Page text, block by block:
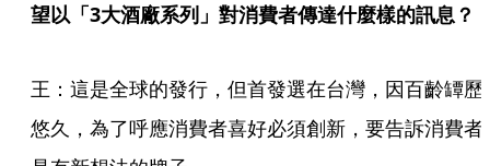
望以「3大酒廠系列」對消費者傳達什麼樣的訊息？
王：這是全球的發行，但首發選在台灣，因百齡罈歷
悠久，為了呼應消費者喜好必須創新，要告訴消費者